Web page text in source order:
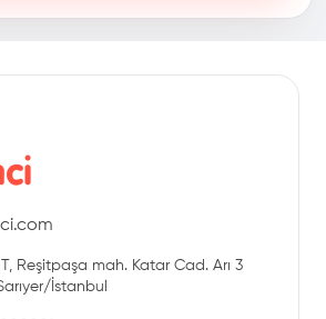
Reşitpaşa mah. Katar Cad. Arı 3
İstanbul